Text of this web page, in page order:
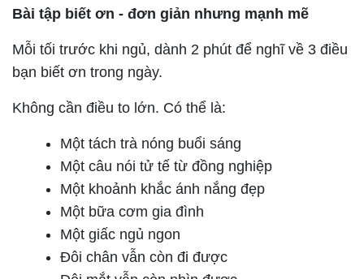
Bài tập biết ơn - đơn giản nhưng mạnh mẽ
Mỗi tối trước khi ngủ, dành 2 phút để nghĩ về 3 điều
bạn biết ơn trong ngày.
Không cần điều to lớn. Có thể là:
Một tách trà nóng buổi sáng
Một câu nói tử tế từ đồng nghiệp
Một khoảnh khắc ánh nắng đẹp
Một bữa cơm gia đình
Một giấc ngủ ngon
Đôi chân vẫn còn đi được